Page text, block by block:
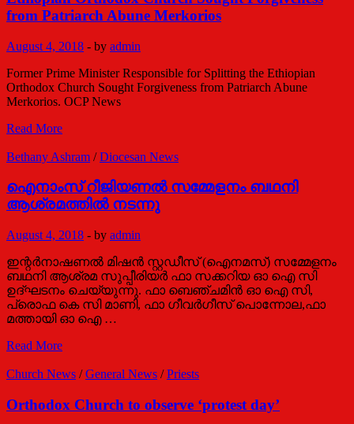
from Patriarch Abune Merkorios
August 4, 2018 - by admin
Former Prime Minister Responsible for Splitting the Ethiopian
Orthodox Church Sought Forgiveness from Patriarch Abune
Merkorios. OCP News
Former
Minister
for
Splitting
the
Orthodox
Church
Sought
Forgiveness
from
Patriarch
Abune
Merkorios
Read More
Bethany Ashram /Diocesan News
ഐനാംസ് റീജിയണല്‍ സമ്മേളനം ബഥനി
ആശ്രമത്തില്‍ നടന്നു
August 4, 2018 - by admin
ഇന്റര്‍നാഷണല്‍ മിഷന്‍ സ്റ്റഡീസ് (ഐനമസ്) സമ്മേളനം
ബഥനി ആശ്രമ സുപ്പീരിയര്‍ ഫാ സക്കറിയ ഓ ഐ സി
ഉദ്ഘടനം ചെയ്യുന്നു. ഫാ ബെഞ്ചമിന്‍ ഓ ഐ സി,
പ്രൊഫ കെ സി മാണി, ഫാ ഗീവര്‍ഗീസ് പൊന്നോല,ഫാ
മത്തായി ഓ ഐ …
ഐനാംസ്
സമ്മേളനം
ആശ്രമത്തില്‍
നടന്നു
Read More
Church News /General News /Priests
Orthodox Church to observe ‘protest day’